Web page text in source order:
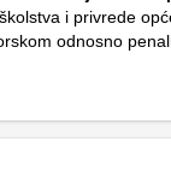
, školstva i privrede
odnosno